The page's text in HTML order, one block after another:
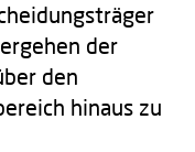
der
den
hinaus zu